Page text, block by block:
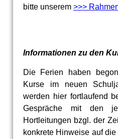
bitte unserem >>>
Informationen zu den
Die Ferien haben
Kurse im neuen
werden hier fortlaufend
Gespräche mit den
Hortleitungen bzgl. der
konkrete Hinweise auf